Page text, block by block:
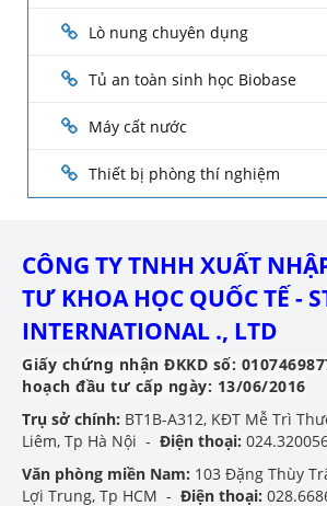
Lò nung chuyên dụng
Tủ an toàn sinh học Biobase
Máy cất nước
Thiết bị phòng thí nghiệm
CÔNG TY TNHH XUẤT
TƯ KHOA HỌC QUỐC TẾ -
INTERNATIONAL ., LTD
Giấy chứng nhận ĐKKD số:
hoạch đầu tư cấp ngày: 13/06/2016
Trụ sở chính: BT1B-A312, KĐT Mễ Trì
Liêm, Tp Hà Nội - Điện thoại:
Văn phòng miền Nam: 103 Đặng Thùy
Lợi Trung, Tp HCM - Điện thoại: